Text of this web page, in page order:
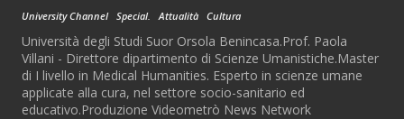
University Channel Special. Attualità Cultura
Università degli Studi Suor Orsola Benincasa.Prof. Paola
Villani - Direttore dipartimento di Scienze Umanistiche.Master
di I livello in Medical Humanities. Esperto in scienze umane
applicate alla cura, nel settore socio-sanitario ed
educativo.Produzione Videometrò News Network